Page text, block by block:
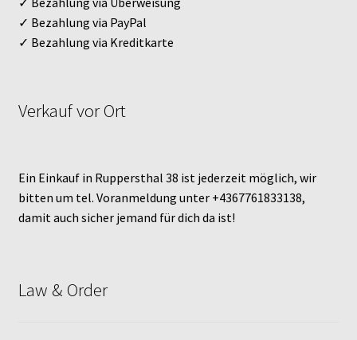
✓ Bezahlung via PayPal
✓ Bezahlung via Kreditkarte
Verkauf vor Ort
Ein Einkauf in Ruppersthal 38 ist jederzeit möglich, wir
bitten um tel. Voranmeldung unter +4367761833138,
damit auch sicher jemand für dich da ist!
Law & Order